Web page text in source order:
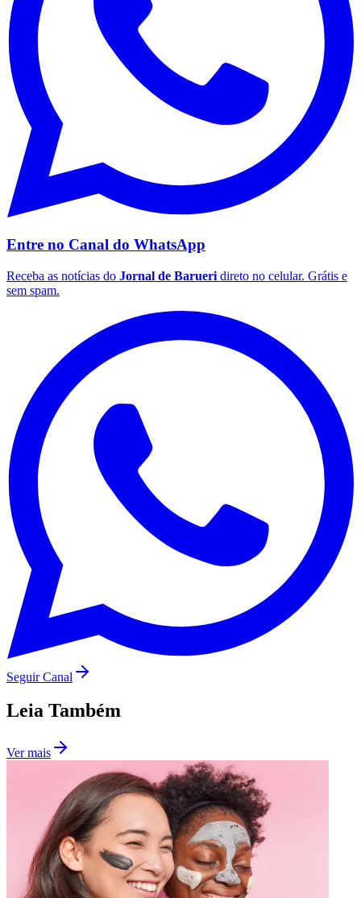
Botafogo
Grêmio
Entre no Canal do WhatsApp
Receba as notícias do Jornal de Barueri direto no celular. Grátis e
sem spam.
Seguir Canal
Leia Também
Ver mais